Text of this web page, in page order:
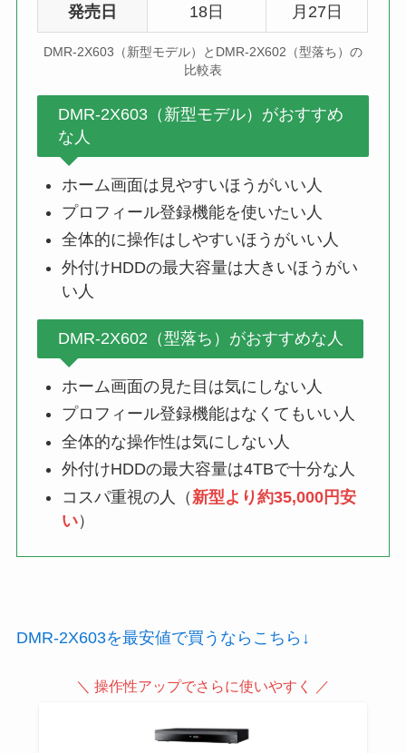
発売日
18日
月27日
DMR-2X603（新型モデル）とDMR-2X602（型落ち）の
比較表
DMR-2X603（新型モデル）がおすすめ
な人
ホーム画面は見やすいほうがいい人
プロフィール登録機能を使いたい人
全体的に操作はしやすいほうがいい人
外付けHDDの最大容量は大きいほうがい
い人
DMR-2X602（型落ち）がおすすめな人
ホーム画面の見た目は気にしない人
プロフィール登録機能はなくてもいい人
全体的な操作性は気にしない人
外付けHDDの最大容量は4TBで十分な人
コスパ重視の人（ 新型より約35,000円安
い）
DMR-2X603を最安値で買うならこちら↓
＼ 操作性アップでさらに使いやすく ／